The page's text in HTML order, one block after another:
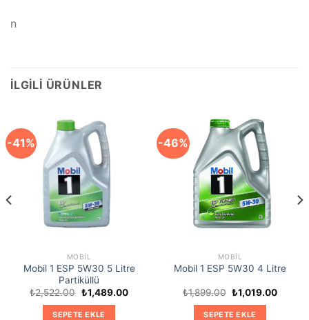
n
İLGILI ÜRÜNLER
-41%
MOBIL
Mobil 1 ESP 5W30 5 Litre
Partiküllü
₺2,522.00 Orijinal
fiyat:
₺2,522.00.
₺1,489.00Şu
SEPETE EKLE
-46%
MOBIL
Mobil 1 ESP 5W30 4 Litre
₺1,899.00 Orijinal
fiyat:
₺1,899.00.
₺1,019.00Şu
SEPETE EKLE